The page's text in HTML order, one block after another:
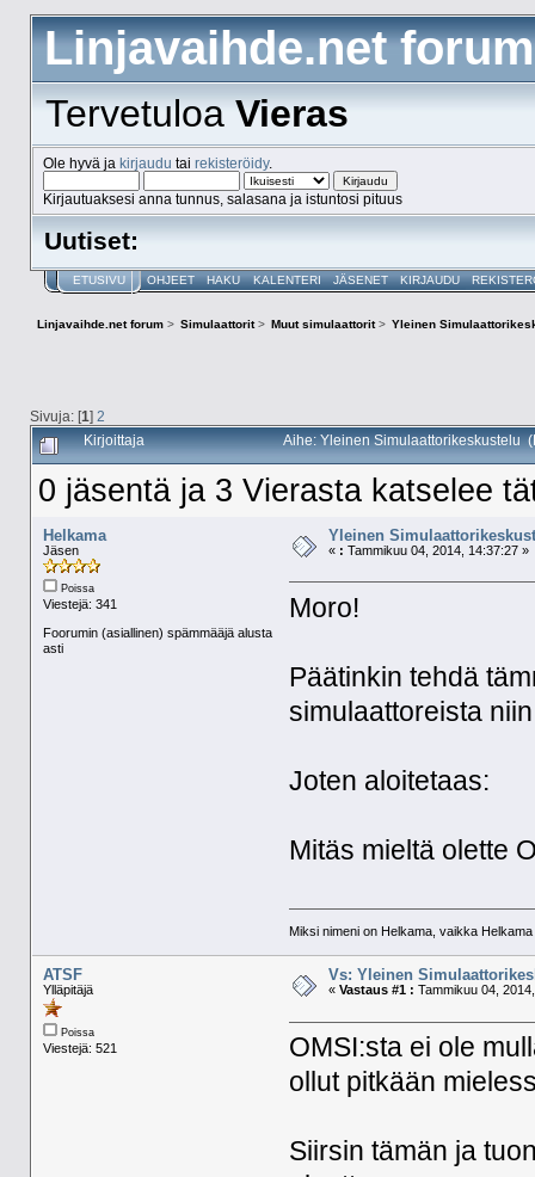
Linjavaihde.net forum
TervetuloaVieras
Ole hyvä ja kirjaudu tai rekisteröidy.
Kirjautuaksesi anna tunnus, salasana ja istuntosi pituus
Uutiset:
ETUSIVU OHJEET HAKU KALENTERI JÄSENET KIRJAUDU
Linjavaihde.net forum> Simulaattorit> Muut simulaattorit> Yleinen
Sivuja: [1] 2
Kirjoittaja Aihe: Yleinen Simulaattorikeskustelu
0 jäsentä ja 3 Vierasta katselee
Helkama
Jäsen
Poissa
Viestejä: 341
Foorumin (asiallinen) spämmääjä alusta
asti
Yleinen
« : Tammikuu 04, 2014, 14:37:27 »
Moro!
Päätinkin tehdä
simulaattoreista
Joten aloitetaas:
Mitäs mieltä olette
Miksi nimeni on Helkama, vaikka
ATSF
Ylläpitäjä
Poissa
Viestejä: 521
Vs: Yleinen
« Vastaus #1 : Tammikuu 04,
OMSI:sta ei ole
ollut pitkään
Siirsin tämän ja